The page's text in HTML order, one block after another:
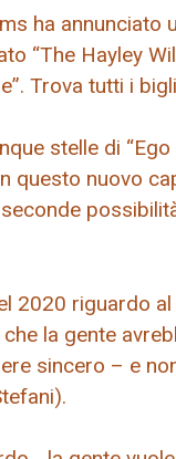
ha
“The Hayley
Trova tutti i
stelle di “Ego
questo nuovo
2020 riguardo
la gente
sincero – e